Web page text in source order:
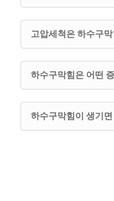
고압세척은 하수구
하수구막힘은 어떤
하수구막힘이 생기